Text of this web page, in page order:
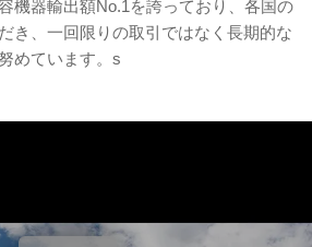
機器輸出額No.1を誇っており、各国の
き、一回限りの取引ではなく長期的な
めています。s